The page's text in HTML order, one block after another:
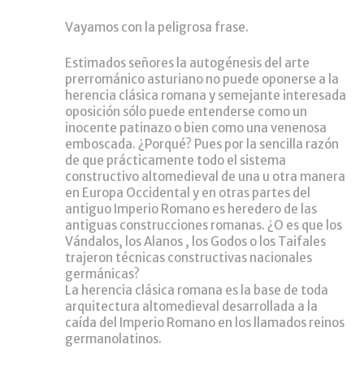
Vayamos con la peligrosa frase.
Estimados señores la autogénesis del arte
prerrománico asturiano no puede oponerse a la
herencia clásica romana y semejante interesada
oposición sólo puede entenderse como un
inocente patinazo o bien como una venenosa
emboscada. ¿Porqué? Pues por la sencilla razón
de que prácticamente todo el sistema
constructivo altomedieval de una u otra manera
en Europa Occidental y en otras partes del
antiguo Imperio Romano es heredero de las
antiguas construcciones romanas. ¿O es que los
Vándalos, los Alanos , los Godos o los Taifales
trajeron técnicas constructivas nacionales
germánicas?
La herencia clásica romana es la base de toda
arquitectura altomedieval desarrollada a la
caída del Imperio Romano en los llamados reinos
germanolatinos.